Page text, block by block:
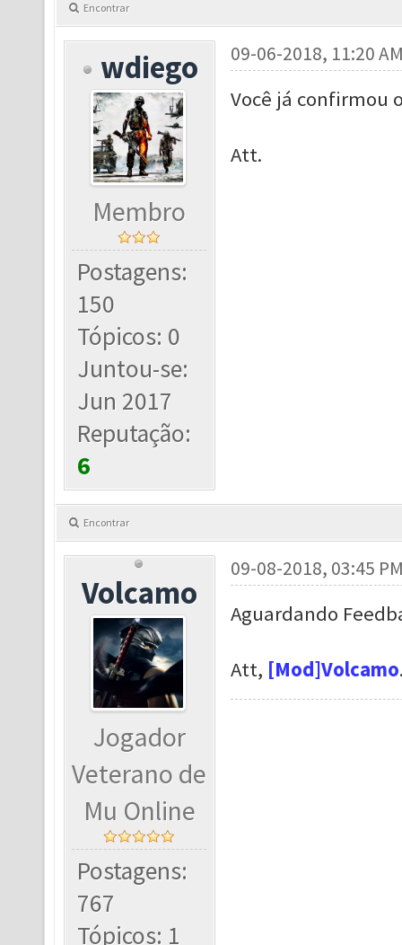
Encontrar
wdiego
Membro
Postagens:
150
Tópicos: 0
Juntou-se:
Jun 2017
Reputação:
6
09-06-2018, 11:20
Você já confirmou
Att.
Encontrar
Volcamo
Jogador
Veterano de
Mu Online
Postagens:
767
Tópicos: 1
09-08-2018, 03:45
Aguardando
Att, [Mod]Volcamo